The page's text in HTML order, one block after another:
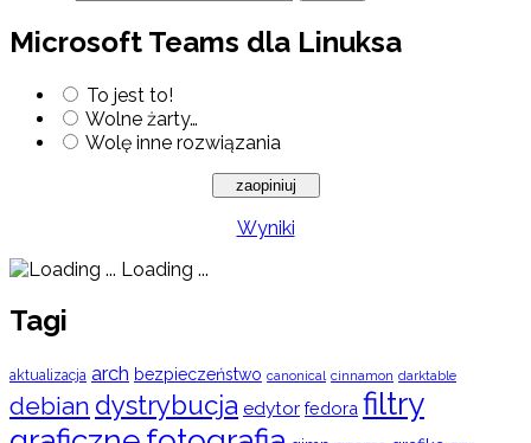
Microsoft Teams dla Linuksa
To jest to!
Wolne żarty…
Wolę inne rozwiązania
Wyniki
Loading ...
Tagi
aktualizacja arch bezpieczeństwo canonical cinnamon darktable
debian dystrybucja edytor fedora filtry